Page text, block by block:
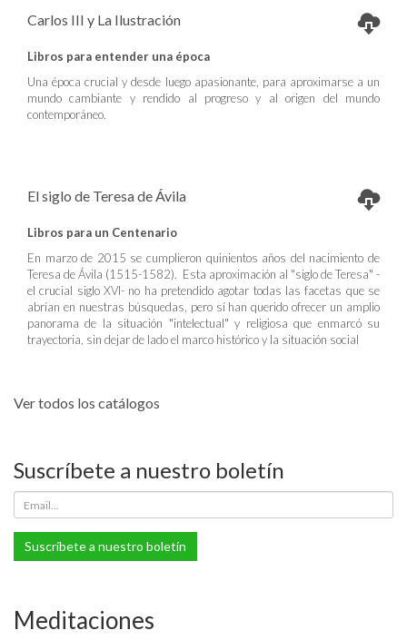
Carlos III y La Ilustración
Libros para entender una época
Una época crucial y desde luego apasionante, para aproximarse a un
mundo cambiante y rendido al progreso y al origen del mundo
contemporáneo.
El siglo de Teresa de Ávila
Libros para un Centenario
En marzo de 2015 se cumplieron quinientos años del nacimiento de
Teresa de Ávila (1515-1582). Esta aproximación al "siglo de Teresa" -
el crucial siglo XVI- no ha pretendido agotar todas las facetas que se
abrían en nuestras búsquedas, pero sí han querido ofrecer un amplio
panorama de la situación "intelectual" y religiosa que enmarcó su
trayectoria, sin dejar de lado el marco histórico y la situación social
Ver todos los catálogos
Suscríbete a nuestro boletín
Suscríbete a nuestro boletín
Meditaciones